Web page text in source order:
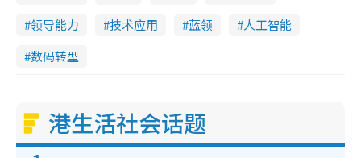
领导能力
技术应用 蓝领
人工智能
数码转型
港生活社会话题